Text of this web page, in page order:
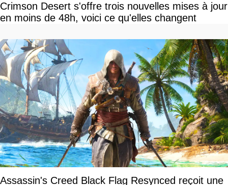
Crimson Desert s'offre trois nouvelles mises à jour
en moins de 48h, voici ce qu'elles changent
Assassin's Creed Black Flag Resynced reçoit une